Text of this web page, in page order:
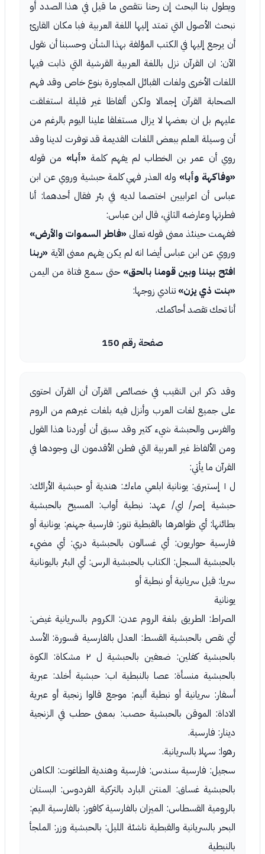
ويطول بنا البحث إن رحنا نتقصى ما قيل في هذا الصدد أو
نبحث الأصول التي تمتد إليها اللغة العربية فبا مكان القارئ
أن يرجع إليها في الكتب المؤلفة بهذا الشأن وحسبنا أن نقول
الآن: ان القرآن نزل باللغة العربية القرشية التي ذابت فيها
اللغات الأخرى ولغات القبائل المجاورة بنوع خاص وقد فهم
الصحابة القرآن إجمالا ولكن ألفاظا غير قليلة استغلقت
عليهم بل ان بعضها لا يزال مستغلقا علينا اليوم بالرغم من
أن وسيلة العلم ببعض اللغات القديمة قد توفرت لدينا وقد
روي أن عمر بن الخطاب لم يفهم كلمة «أبا» من قوله
«وفاكهة وأبا» وله العذر فهي كلمة حبشية وروي عن ابن
عباس أن اعرابيين اختصما لديه في بئر فقال أحدهما: أنا
فطرتها وعارضه الثاني، قال ابن عباس:
ففهمت حينئذ معنى قوله تعالى «فاطر السموات والأرض»
وروي عن ابن عباس أيضا انه لم يكن يفهم معنى الآية «ربنا
افتح بيننا وبين قومنا بالحق» حتى سمع فتاة من اليمن
«بنت ذي يزن» تنادي زوجها:
أنا تحك تقصد أحاكمك.
صفحة رقم 150
وقد ذكر ابن النقيب في خصائص القرآن أن القرآن احتوى
على جميع لغات العرب وأنزل فيه بلغات غيرهم من الروم
والفرس والحبشة شيء كثير وقد سبق أن أوردنا هذا القول
ومن الألفاظ غير العربية التي فطن الأقدمون الى وجودها في
القرآن ما يأتي:
ل ١ إستبرق: يونانية ابلعي ماءك: هندية أو حبشية الأرائك:
حبشية إصر/ اي/ عهد: نبطية أواب: المسيح بالحبشية
بطائنها: أي ظواهرها بالقبطية تنور: فارسية جهنم: يونانية أو
فارسية حواريون: أي غسالون بالحبشية دري: أي مضيء
بالحبشية السجل: الكتاب بالحبشية الرس: أي البئر باليونانية
سريا: قيل سريانية أو نبطية أو
يونانية
الصراط: الطريق بلغة الروم عدن: الكروم بالسريانية غيض:
أي نقص بالحبشية القسط: العدل بالفارسية قسورة: الأسد
بالحبشية كفلين: ضعفين بالحبشية ل ٢ مشكاة: الكوة
بالحبشية منسأة: عصا بالنبطية اب: حبشية أخلد: عبرية
أسفار: سريانية أو نبطية أليم: موجع قالوا زنجية أو عبرية
الاداة: الموقن بالحبشية حصب: بمعنى حطب في الزنجية
دينار: فارسية.
رهوا: سهلا بالسريانية.
سجيل: فارسية سندس: فارسية وهندية الطاغوت: الكاهن
بالحبشية غساق: المنتن البارد بالتركية الفردوس: البستان
بالرومية القسطاس: الميزان بالفارسية كافور: بالفارسية اليم:
البحر بالسريانية والقبطية ناشئة الليل: بالحبشية وزر: الملجأ
بالنبطية